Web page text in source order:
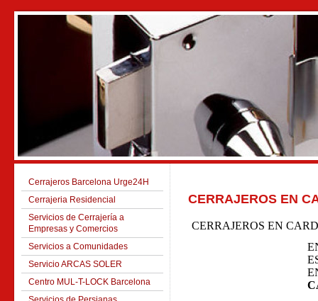
Cerrajeros Barcelona Urge24H
Cerrajeria Residencial
Servicios de Cerrajería a
Empresas y Comercios
Servicios a Comunidades
Servicio ARCAS SOLER
Centro MUL-T-LOCK Barcelona
CERRAJEROS EN
CERRAJEROS EN